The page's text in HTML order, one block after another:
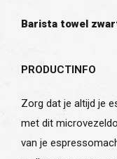
Barista towel
PRODUCTINFO
Zorg dat je altijd je
met dit
van je